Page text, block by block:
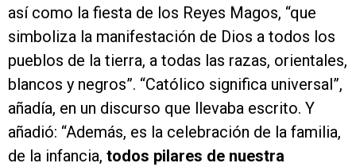
así como la fiesta de los Reyes Magos, “que
simboliza la manifestación de Dios a todos los
pueblos de la tierra, a todas las razas, orientales,
blancos y negros”. “Católico significa universal”,
añadía, en un discurso que llevaba escrito. Y
añadió: “Además, es la celebración de la familia,
de la infancia, todos pilares de nuestra